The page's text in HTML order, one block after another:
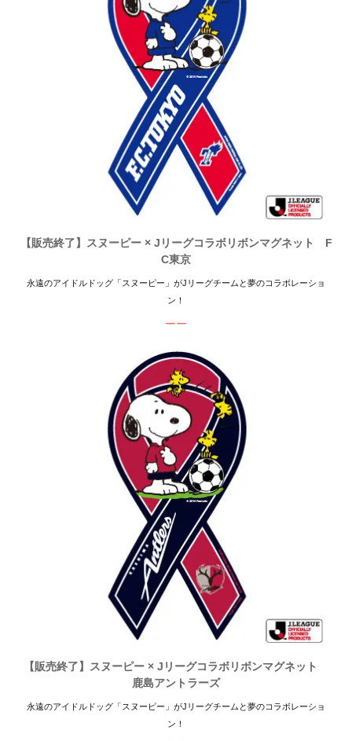
【販売終了】スヌーピー × Jリーグコラボリボンマグネット F
C東京
永遠のアイドルドッグ「スヌーピー」がJリーグチームと夢のコラボレーショ
ン！
ーー
【販売終了】スヌーピー × Jリーグコラボリボンマグネット
鹿島アントラーズ
永遠のアイドルドッグ「スヌーピー」がJリーグチームと夢のコラボレーショ
ン！